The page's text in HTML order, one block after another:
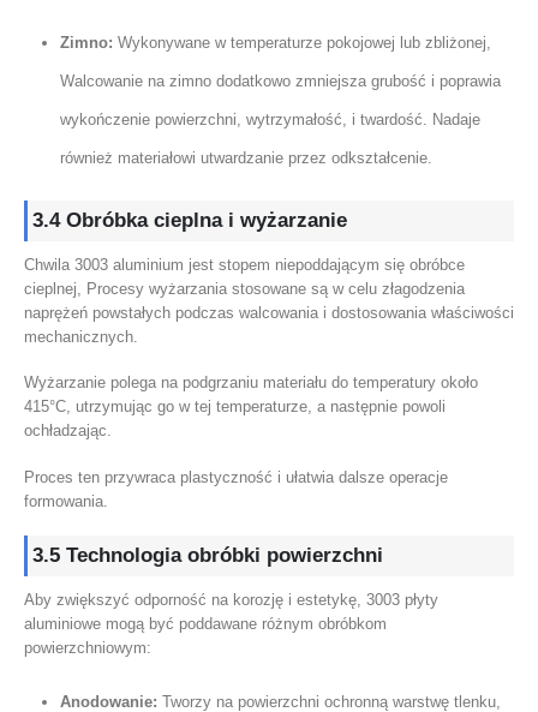
Zimno: Wykonywane w temperaturze pokojowej lub zbliżonej,
Walcowanie na zimno dodatkowo zmniejsza grubość i poprawia
wykończenie powierzchni, wytrzymałość, i twardość. Nadaje
również materiałowi utwardzanie przez odkształcenie.
3.4 Obróbka cieplna i wyżarzanie
Chwila 3003 aluminium jest stopem niepoddającym się obróbce
cieplnej, Procesy wyżarzania stosowane są w celu złagodzenia
naprężeń powstałych podczas walcowania i dostosowania właściwości
mechanicznych.
Wyżarzanie polega na podgrzaniu materiału do temperatury około
415°C, utrzymując go w tej temperaturze, a następnie powoli
ochładzając.
Proces ten przywraca plastyczność i ułatwia dalsze operacje
formowania.
3.5 Technologia obróbki powierzchni
Aby zwiększyć odporność na korozję i estetykę, 3003 płyty
aluminiowe mogą być poddawane różnym obróbkom
powierzchniowym:
Anodowanie: Tworzy na powierzchni ochronną warstwę tlenku,